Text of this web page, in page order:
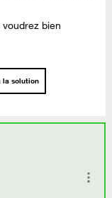
bien
la solution